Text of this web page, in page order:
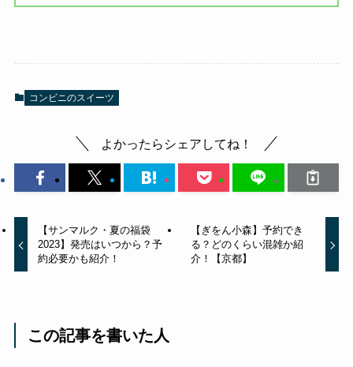
コンビニのスイーツ
よかったらシェアしてね！
【サンマルク・夏の福袋
2023】発売はいつから？予
約必要かも紹介！
【ぎをん小森】予約でき
る？どのくらい混雑か紹
介！【京都】
この記事を書いた人